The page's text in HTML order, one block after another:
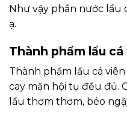
Như vậy phần nước lẩu
ạ.
Thành phẩm lẩu cá
Thành phẩm lẩu cá
cay mặn hội tụ đều đủ.
lẩu thơm thơm, béo